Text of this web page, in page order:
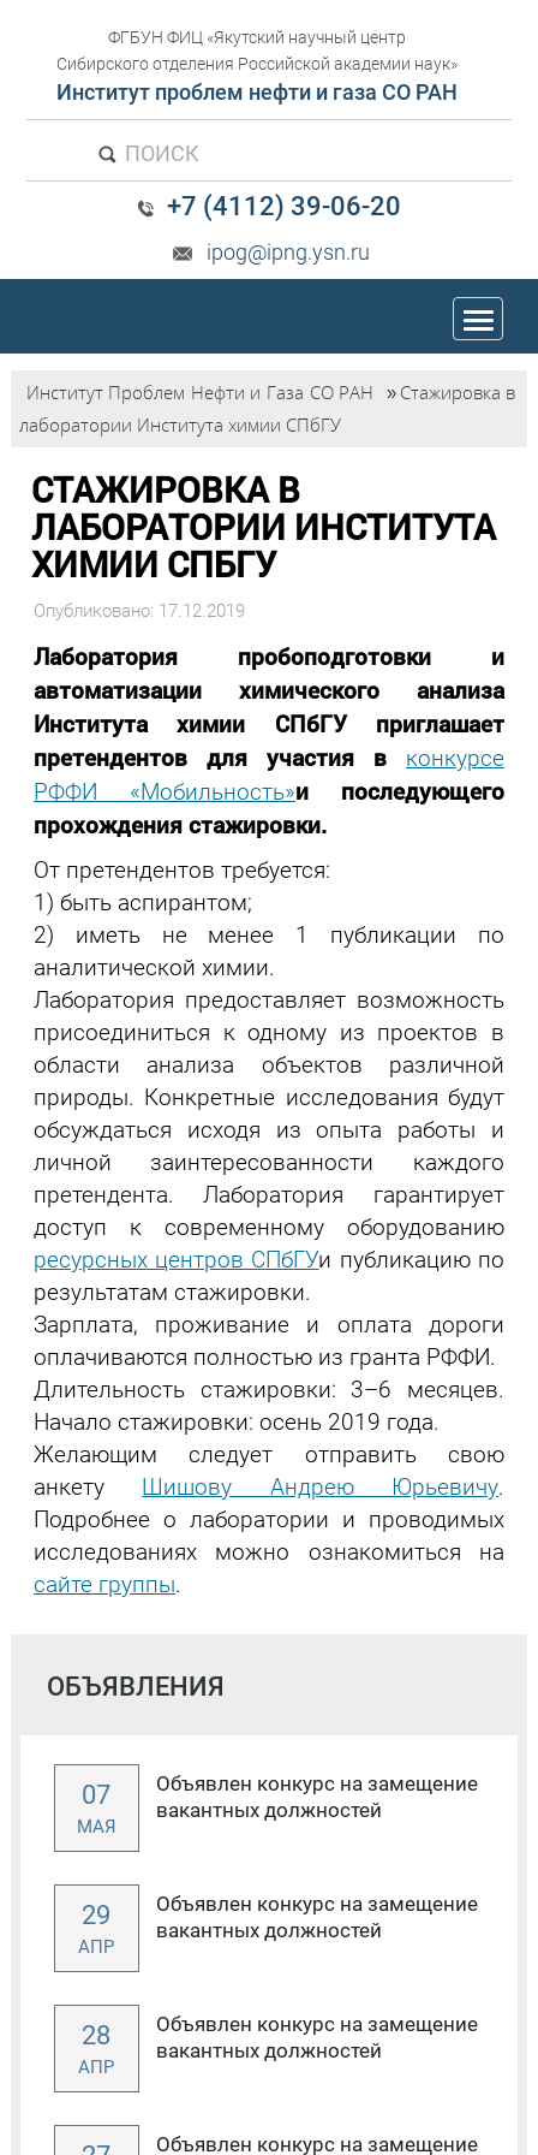
ФГБУН ФИЦ «Якутский научный центр
Сибирского отделения Российской академии наук»
Институт проблем нефти и газа СО РАН
ПОИСК
+7 (4112) 39-06-20
ipog@ipng.ysn.ru
trk
Институт Проблем Нефти и Газа СО РАН » Cтажировка в
лаборатории Института химии СПбГУ
CТАЖИРОВКА В
ЛАБОРАТОРИИ ИНСТИТУТА
ХИМИИ СПБГУ
Опубликовано: 17.12.2019
Лаборатория пробоподготовки и
автоматизации химического анализа
Института химии СПбГУ приглашает
претендентов для участия в конкурсе
РФФИ «Мобильность»и последующего
прохождения стажировки.
От претендентов требуется:
1) быть аспирантом;
2) иметь не менее 1 публикации по
аналитической химии.
Лаборатория предоставляет возможность
присоединиться к одному из проектов в
области анализа объектов различной
природы. Конкретные исследования будут
обсуждаться исходя из опыта работы и
личной заинтересованности каждого
претендента. Лаборатория гарантирует
доступ к современному оборудованию
ресурсных центров СПбГУи публикацию по
результатам стажировки.
Зарплата, проживание и оплата дороги
оплачиваются полностью из гранта РФФИ.
Длительность стажировки: 3–6 месяцев.
Начало стажировки: осень 2019 года.
Желающим следует отправить свою
анкету Шишову Андрею Юрьевичу.
Подробнее о лаборатории и проводимых
исследованиях можно ознакомиться на
сайте группы.
ОБЪЯВЛЕНИЯ
07
МАЯ
Объявлен конкурс на замещение
вакантных должностей
29
АПР
Объявлен конкурс на замещение
вакантных должностей
28
АПР
Объявлен конкурс на замещение
вакантных должностей
Объявлен конкурс на замещение